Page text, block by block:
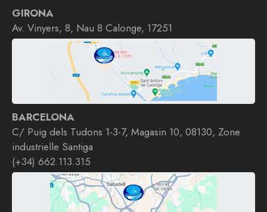
GIRONA
Av. Vinyers, 8, Nau 8 Calonge, 17251
BARCELONA
C/ Puig dels Tudons 1-3-7, Magasin 10, 08130, Zone
industrielle Santiga
(+34) 662.113.315